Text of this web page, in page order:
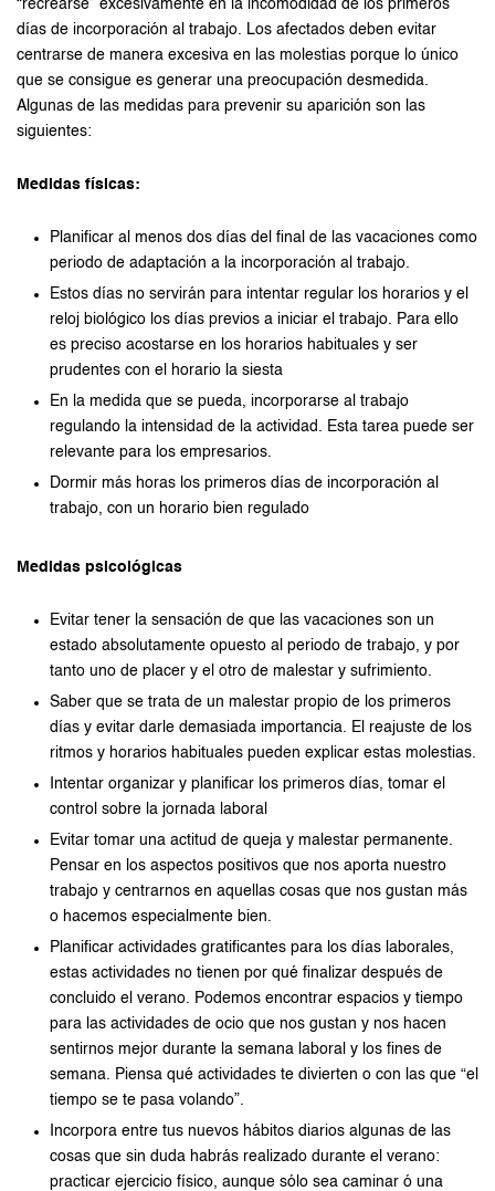
“recrearse” excesivamente en la incomodidad de los primeros
días de incorporación al trabajo. Los afectados deben evitar
centrarse de manera excesiva en las molestias porque lo único
que se consigue es generar una preocupación desmedida.
Algunas de las medidas para prevenir su aparición son las
siguientes:
Medidas físicas:
Planificar al menos dos días del final de las vacaciones como
periodo de adaptación a la incorporación al trabajo.
Estos días no servirán para intentar regular los horarios y el
reloj biológico los días previos a iniciar el trabajo. Para ello
es preciso acostarse en los horarios habituales y ser
prudentes con el horario la siesta
En la medida que se pueda, incorporarse al trabajo
regulando la intensidad de la actividad. Esta tarea puede ser
relevante para los empresarios.
Dormir más horas los primeros días de incorporación al
trabajo, con un horario bien regulado
Medidas psicológicas
Evitar tener la sensación de que las vacaciones son un
estado absolutamente opuesto al periodo de trabajo, y por
tanto uno de placer y el otro de malestar y sufrimiento.
Saber que se trata de un malestar propio de los primeros
días y evitar darle demasiada importancia. El reajuste de los
ritmos y horarios habituales pueden explicar estas molestias.
Intentar organizar y planificar los primeros días, tomar el
control sobre la jornada laboral
Evitar tomar una actitud de queja y malestar permanente.
Pensar en los aspectos positivos que nos aporta nuestro
trabajo y centrarnos en aquellas cosas que nos gustan más
o hacemos especialmente bien.
Planificar actividades gratificantes para los días laborales,
estas actividades no tienen por qué finalizar después de
concluido el verano. Podemos encontrar espacios y tiempo
para las actividades de ocio que nos gustan y nos hacen
sentirnos mejor durante la semana laboral y los fines de
semana. Piensa qué actividades te divierten o con las que “el
tiempo se te pasa volando”.
Incorpora entre tus nuevos hábitos diarios algunas de las
cosas que sin duda habrás realizado durante el verano:
practicar ejercicio físico, aunque sólo sea caminar ó una